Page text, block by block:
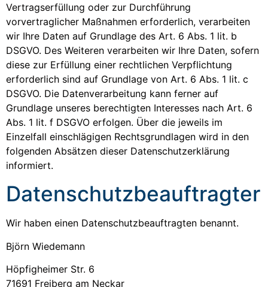
Vertragserfüllung oder zur Durchführung
vorvertraglicher Maßnahmen erforderlich, verarbeiten
wir Ihre Daten auf Grundlage des Art. 6 Abs. 1 lit. b
DSGVO. Des Weiteren verarbeiten wir Ihre Daten, sofern
diese zur Erfüllung einer rechtlichen Verpflichtung
erforderlich sind auf Grundlage von Art. 6 Abs. 1 lit. c
DSGVO. Die Datenverarbeitung kann ferner auf
Grundlage unseres berechtigten Interesses nach Art. 6
Abs. 1 lit. f DSGVO erfolgen. Über die jeweils im
Einzelfall einschlägigen Rechtsgrundlagen wird in den
folgenden Absätzen dieser Datenschutzerklärung
informiert.
Datenschutz­beauftragter
Wir haben einen Datenschutzbeauftragten benannt.
Björn Wiedemann
Höpfigheimer Str. 6
71691 Freiberg am Neckar